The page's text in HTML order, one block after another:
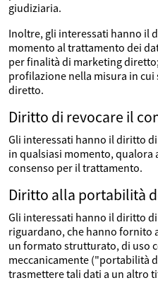
giudiziaria.
Inoltre, gli interessati hanno il
momento al trattamento dei
per finalità di marketing
profilazione nella misura in cui
diretto.
Diritto di revocare il
Gli interessati hanno il diritto
in qualsiasi momento,
consenso per il trattamento.
Diritto alla portabilità
Gli interessati hanno il diritto
riguardano, che hanno fornito
un formato strutturato, di uso
meccanicamente ("portabilità
trasmettere tali dati a un altro